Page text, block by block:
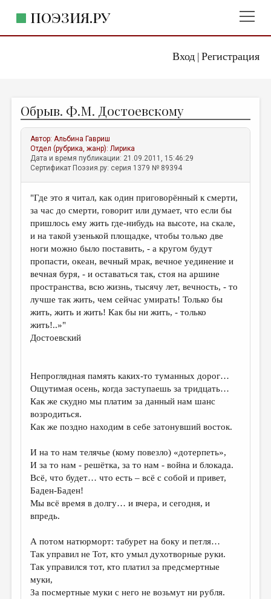
Вход| Регистрация
ПОЭЗИЯ.РУ
ЖАНРЫ
АВТОРЫ
КОММЕНТАРИИ
ЛИТСАЛОН
НОВОСТИ
ПРАВИЛА САЙТА
ОТДЕЛЫ И РУБРИКИ
ИЗБРАННОЕ
ДАЙДЖЕСТ
ПРОИЗВЕДЕНИЯ
ПЕРЕВОДЫ
ДЕТСКАЯ КОМНАТА
КНИЖНАЯ ПОЛКА
ОБЗОР ЛИТЕРАТУРЫ
ОБЪЯВЛЕНИЯ
КОЛОНКА РЕДАКТОРА
РЕДКОЛЛЕГИЯ
МАЛАЯ ПРОЗА
ЭССЕИСТИКА
ЛИТЕРАТУРОВЕДЕНИЕ
Обрыв. Ф.М. Достоевскому
Автор:Альбина Гавриш
Отдел (рубрика, жанр):Лирика
Дата и время публикации: 21.09.2011, 15:46:29
Сертификат Поэзия.ру: серия 1379 № 89394
"Где это я читал, как один приговорённый к смерти,
за час до смерти, говорит или думает, что если бы
пришлось ему жить где-нибудь на высоте, на скале,
и на такой узенькой площадке, чтобы только две
ноги можно было поставить, - а кругом будут
пропасти, океан, вечный мрак, вечное уединение и
вечная буря, - и оставаться так, стоя на аршине
пространства, всю жизнь, тысячу лет, вечность, - то
лучше так жить, чем сейчас умирать! Только бы
жить, жить и жить! Как бы ни жить, - только
жить!..»"
Достоевский
Непроглядная память каких-то туманных дорог…
Ощутимая осень, когда заступаешь за тридцать…
Как же скудно мы платим за данный нам шанс
возродиться.
Как же поздно находим в себе затонувший восток.
И на то нам телячье (кому повезло) «дотерпеть»,
И за то нам - решётка, за то нам - война и блокада.
Всё, что будет… что есть – всё с собой и привет,
Баден-Баден!
Мы всё время в долгу… и вчера, и сегодня, и
впредь.
А потом натюрморт: табурет на боку и петля…
Так управил не Тот, кто умыл духотворные руки.
Так управился тот, кто платил за предсмертные
муки,
За посмертные муки с него не возьмут ни рубля.